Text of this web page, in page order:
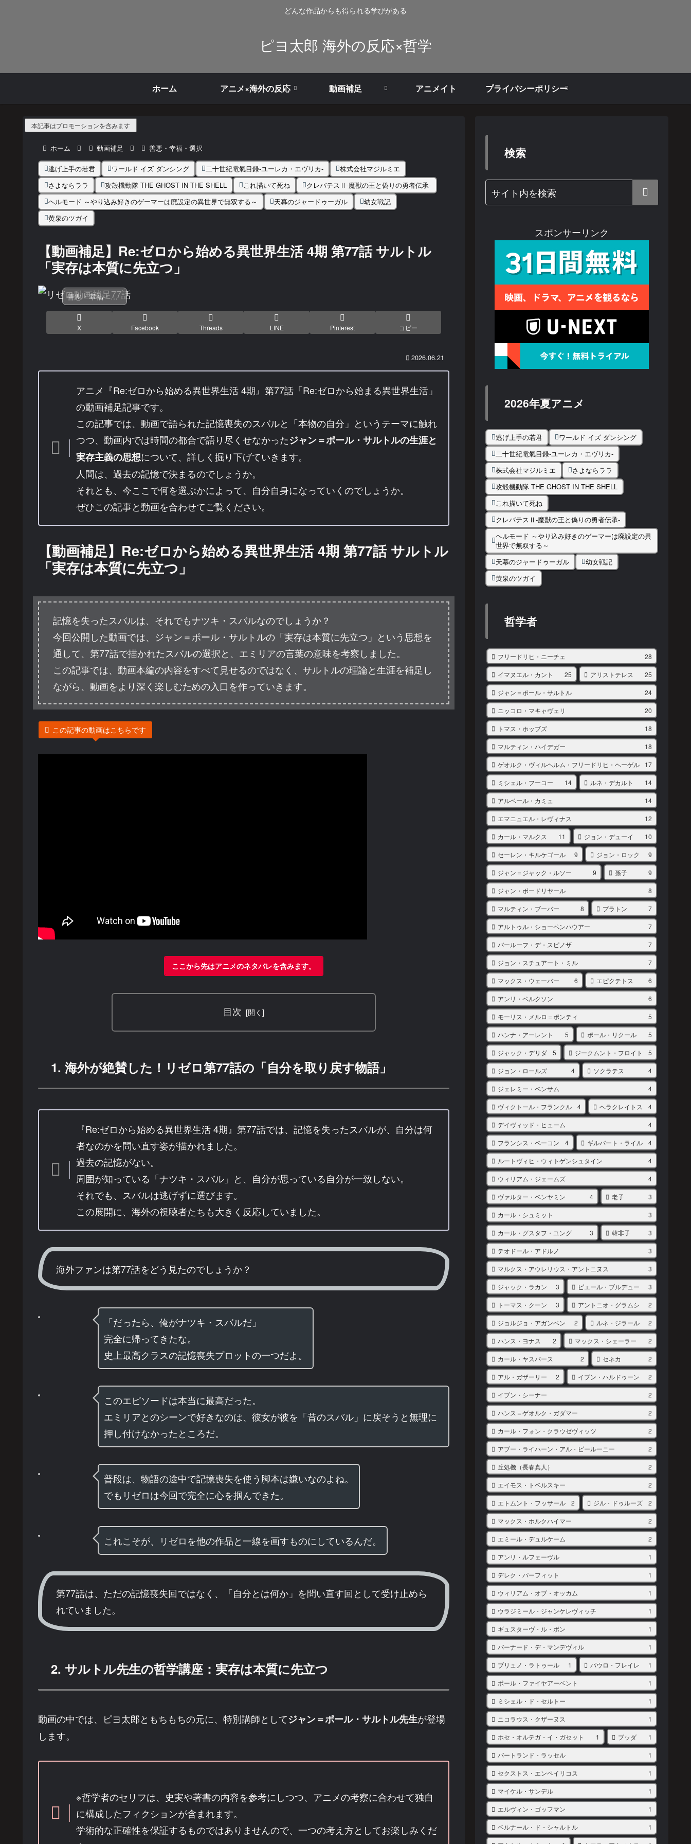
どんな作品からも得られる学びがある
ピヨ太郎 海外の反応×哲学
ホーム アニメ×海外の反応 動画補足 アニメイト プライバシーポリシー
本記事はプロモーションを含みます
ホーム 動画補足 善悪・幸福・選択
逃げ上手の若君 ワールド イズ ダンシング 二十世紀電氣目録-ユーレカ・エヴリカ-
株式会社マジルミエ
さよならララ
攻殻機動隊 THE GHOST IN THE SHELL これ描いて死ね
クレバテスⅡ-魔獣の王と偽りの勇者伝承-
ヘルモード ～やり込み好きのゲーマーは廃設定の異世界で無双する～
天幕のジャードゥーガル
幼女戦記
黄泉のツガイ
【動画補足】Re:ゼロから始める異世界生活 4期 第77話 サルトル
「実存は本質に先立つ」
善悪・幸福・選択
X Facebook Threads LINE Pinterest コピー
2026.06.21
アニメ『Re:ゼロから始める異世界生活 4期』第77話「Re:ゼロから始まる異世界生活」
の動画補足記事です。
この記事では、動画で語られた記憶喪失のスバルと「本物の自分」というテーマに触れ
つつ、動画内では時間の都合で語り尽くせなかったジャン＝ポール・サルトルの生涯と
実存主義の思想について、詳しく掘り下げていきます。
人間は、過去の記憶で決まるのでしょうか。
それとも、今ここで何を選ぶかによって、自分自身になっていくのでしょうか。
ぜひこの記事と動画を合わせてご覧ください。
【動画補足】Re:ゼロから始める異世界生活 4期 第77話 サルトル
「実存は本質に先立つ」
記憶を失ったスバルは、それでもナツキ・スバルなのでしょうか？
今回公開した動画では、ジャン＝ポール・サルトルの「実存は本質に先立つ」という思想を
通して、第77話で描かれたスバルの選択と、エミリアの言葉の意味を考察しました。
この記事では、動画本編の内容をすべて見せるのではなく、サルトルの理論と生涯を補足し
ながら、動画をより深く楽しむための入口を作っていきます。
この記事の動画はこちらです
ここから先はアニメのネタバレを含みます。
目次
1. 海外が絶賛した！リゼロ第77話の「自分を取り戻す物語」
『Re:ゼロから始める異世界生活 4期』第77話では、記憶を失ったスバルが、自分は何
者なのかを問い直す姿が描かれました。
過去の記憶がない。
周囲が知っている「ナツキ・スバル」と、自分が思っている自分が一致しない。
それでも、スバルは逃げずに選びます。
この展開に、海外の視聴者たちも大きく反応していました。
海外ファンは第77話をどう見たのでしょうか？
「だったら、俺がナツキ・スバルだ」
完全に帰ってきたな。
史上最高クラスの記憶喪失プロットの一つだよ。
このエピソードは本当に最高だった。
エミリアとのシーンで好きなのは、彼女が彼を「昔のスバル」に戻そうと無理に
押し付けなかったところだ。
普段は、物語の途中で記憶喪失を使う脚本は嫌いなのよね。
でもリゼロは今回で完全に心を掴んできた。
これこそが、リゼロを他の作品と一線を画すものにしているんだ。
第77話は、ただの記憶喪失回ではなく、「自分とは何か」を問い直す回として受け止めら
れていました。
2. サルトル先生の哲学講座：実存は本質に先立つ
動画の中では、ピヨ太郎ともちもちの元に、特別講師としてジャン＝ポール・サルトル先生が登場
します。
※哲学者のセリフは、史実や著書の内容を参考にしつつ、アニメの考察に合わせて独自
に構成したフィクションが含まれます。
学術的な正確性を保証するものではありませんので、一つの考え方としてお楽しみくだ
検索
スポンサーリンク
2026年夏アニメ
逃げ上手の若君
ワールド イズ ダンシング
二十世紀電氣目録-ユーレカ・エヴリカ-
株式会社マジルミエ
さよならララ
攻殻機動隊 THE GHOST IN THE SHELL
これ描いて死ね
クレバテスⅡ-魔獣の王と偽りの勇者伝承-
ヘルモード ～やり込み好きのゲーマーは廃設定の異
世界で無双する～
天幕のジャードゥーガル
幼女戦記
黄泉のツガイ
哲学者
フリードリヒ・ニーチェ 28
イマヌエル・カント 25 アリストテレス 25
ジャン＝ポール・サルトル 24
ニッコロ・マキャヴェリ 20
トマス・ホッブズ 18
マルティン・ハイデガー 18
ゲオルク・ヴィルヘルム・フリードリヒ・ヘーゲル 17
ミシェル・フーコー 14 ルネ・デカルト 14
アルベール・カミュ 14
エマニュエル・レヴィナス 12
カール・マルクス 11 ジョン・デューイ 10
セーレン・キルケゴール 9 ジョン・ロック 9
ジャン＝ジャック・ルソー 9 孫子 9
ジャン・ボードリヤール 8
マルティン・ブーバー 8 プラトン 7
アルトゥル・ショーペンハウアー 7
バールーフ・デ・スピノザ 7
ジョン・スチュアート・ミル 7
マックス・ウェーバー 6 エピクテトス 6
アンリ・ベルクソン 6
モーリス・メルロ＝ポンティ 5
ハンナ・アーレント 5 ポール・リクール 5
ジャック・デリダ 5 ジークムント・フロイト 5
ジョン・ロールズ 4 ソクラテス 4
ジェレミー・ベンサム 4
ヴィクトール・フランクル 4 ヘラクレイトス 4
デイヴィッド・ヒューム 4
フランシス・ベーコン 4 ギルバート・ライル 4
ルートヴィヒ・ウィトゲンシュタイン 4
ウィリアム・ジェームズ 4
ヴァルター・ベンヤミン 4 老子 3
カール・シュミット 3
カール・グスタフ・ユング 3 韓非子 3
テオドール・アドルノ 3
マルクス・アウレリウス・アントニヌス 3
ジャック・ラカン 3 ピエール・ブルデュー 3
トーマス・クーン 3 アントニオ・グラムシ 2
ジョルジョ・アガンベン 2 ルネ・ジラール 2
ハンス・ヨナス 2 マックス・シェーラー 2
カール・ヤスパース 2 セネカ 2
アル・ガザーリー 2 イブン・ハルドゥーン 2
イブン・シーナー 2
ハンス＝ゲオルク・ガダマー 2
カール・フォン・クラウゼヴィッツ 2
アブー・ライハーン・アル・ビールーニー 2
丘処機（長春真人） 2
エイモス・トベルスキー 2
エトムント・フッサール 2 ジル・ドゥルーズ 2
マックス・ホルクハイマー 2
エミール・デュルケーム 2
アンリ・ルフェーヴル 1
デレク・パーフィット 1
ウィリアム・オブ・オッカム 1
ウラジミール・ジャンケレヴィッチ 1
ギュスターヴ・ル・ボン 1
バーナード・デ・マンデヴィル 1
ブリュノ・ラトゥール 1 パウロ・フレイレ 1
ポール・ファイヤアーベント 1
ミシェル・ド・セルトー 1
ニコラウス・クザーヌス 1
ホセ・オルテガ・イ・ガセット 1 ブッダ 1
バートランド・ラッセル 1
セクストス・エンペイリコス 1
マイケル・サンデル 1
エルヴィン・ゴッフマン 1
ベルナール・ド・シャルトル 1